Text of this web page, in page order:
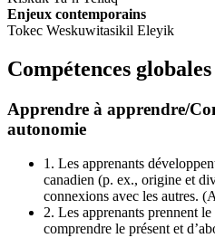
Enjeux contemporains
Tokec Weskuwitasikil Eleyik
Compétences globales
Apprendre à apprendre/
autonomie
1. Les apprenants
canadien (p. ex., origine et
connexions avec les autres.
2. Les apprenants prennent
comprendre le présent et